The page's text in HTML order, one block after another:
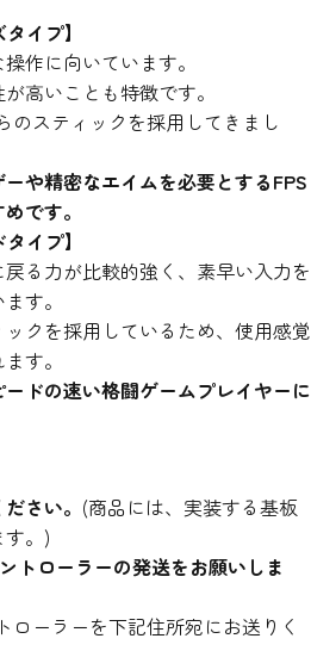
イプ】
作に向いています。
高いことも特徴です。
のスティックを採用してきまし
や精密なエイムを必要とするFPS
です。
イプ】
る力が比較的強く、素早い入力を
す。
クを採用しているため、使用感覚
す。
ドの速い格闘ゲームプレイヤーに
さい。 (商品には、実装する基板
。)
トローラーの発送をお願いしま
ローラーを下記住所宛にお送りく